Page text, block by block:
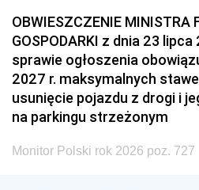
OBWIESZCZENIE MINISTRA
GOSPODARKI z dnia 23 lipca
sprawie ogłoszenia
2027 r. maksymalnych
usunięcie pojazdu z drogi i
na parkingu strzeżonym
Monitor Polski rok 2026 poz. 727